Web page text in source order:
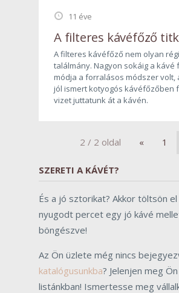
11 éve
A filteres kávéfőző
A filteres kávéfőző nem olyan régi
találmány. Nagyon sokáig a kávé
módja a forralásos módszer volt,
jól ismert kotyogós kávéfőzőben
vizet juttatunk át a kávén.
2 / 2 oldal « 1
SZERETI A KÁVÉT?
És a jó sztorikat? Akkor töltsön el
nyugodt percet egy jó kávé
böngészve!
Az Ön üzlete még nincs
katalógusunkba? Jelenjen meg
listánkban! Ismertesse meg